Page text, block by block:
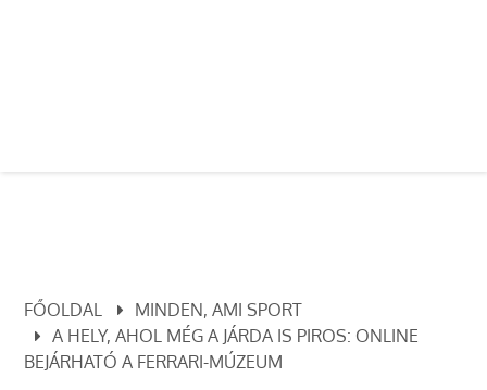
FŐOLDAL
MINDEN, AMI SPORT
A HELY, AHOL MÉG A JÁRDA IS PIROS: ONLINE
BEJÁRHATÓ A FERRARI-MÚZEUM